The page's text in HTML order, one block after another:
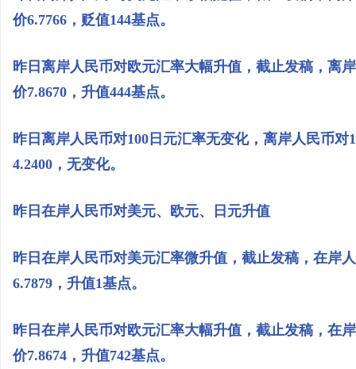
价6.7766，贬值144基点。
昨日离岸人民币对欧元汇率大幅升值，截止发稿，离
价7.8670，升值444基点。
昨日离岸人民币对100日元汇率无变化，离岸人民币
4.2400，无变化。
昨日在岸人民币对美元、欧元、日元升值
昨日在岸人民币对美元汇率微升值，截止发稿，在岸
6.7879，升值1基点。
昨日在岸人民币对欧元汇率大幅升值，截止发稿，在
价7.8674，升值742基点。